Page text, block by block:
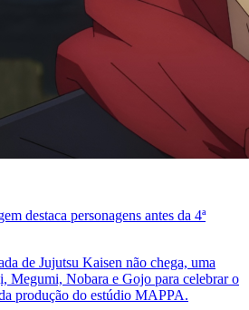
destaca personagens antes da 4ª
de Jujutsu Kaisen não chega, uma
Megumi, Nobara e Gojo para celebrar o
produção do estúdio MAPPA.